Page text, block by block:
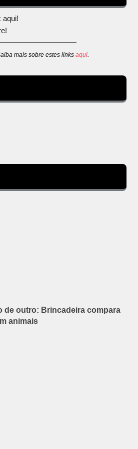
aqui!
mais sobre estes links aqui.
de outro: Brincadeira compara
animais